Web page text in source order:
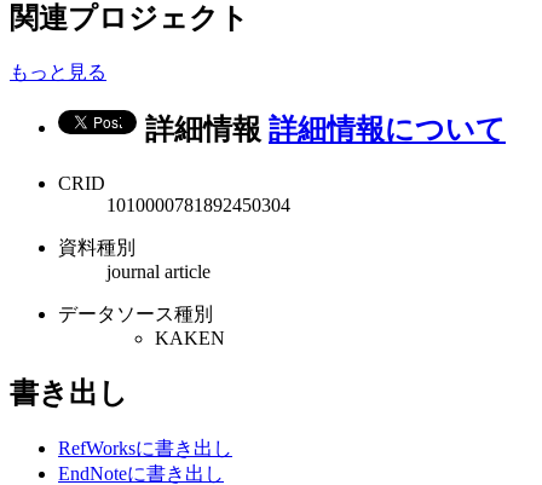
関連プロジェクト
もっと見る
詳細情報 詳細情報について
CRID
1010000781892450304
資料種別
journal article
データソース種別
KAKEN
書き出し
RefWorksに書き出し
EndNoteに書き出し